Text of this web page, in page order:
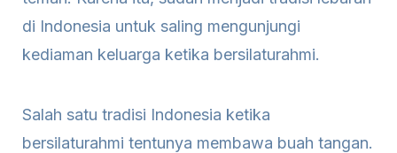
di Indonesia untuk saling mengunjungi
kediaman keluarga ketika bersilaturahmi.
Salah satu tradisi Indonesia ketika
bersilaturahmi tentunya membawa buah tangan.